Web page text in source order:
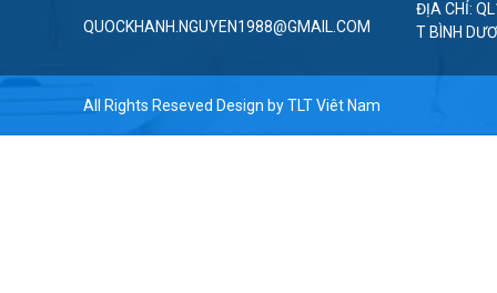
QUOCKHANH.NGUYEN1988@GMAIL.COM
ĐỊA CHỈ:
T BÌNH
All Rights Reseved Design byTLT Viêt Nam